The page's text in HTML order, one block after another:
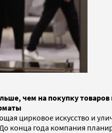
чем на покупку
цирковое искусство и
конца года компания